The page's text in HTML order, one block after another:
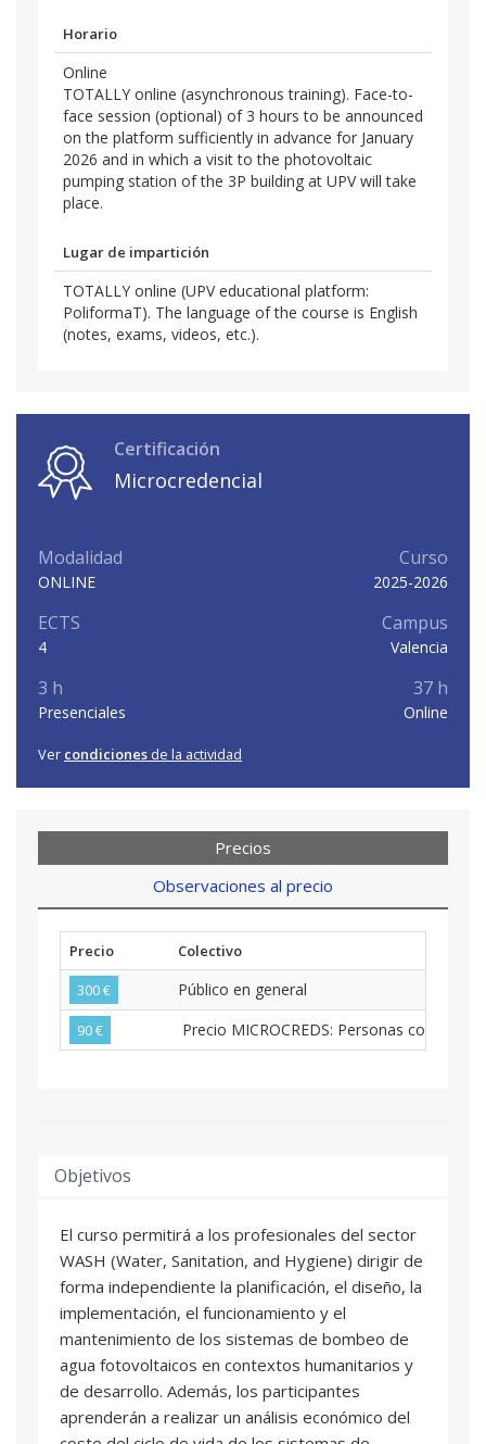
Horario
Online
TOTALLY online (asynchronous training). Face-to-
face session (optional) of 3 hours to be announced
on the platform sufficiently in advance for January
2026 and in which a visit to the photovoltaic
pumping station of the 3P building at UPV will take
place.
Lugar de impartición
TOTALLY online (UPV educational platform:
PoliformaT). The language of the course is English
(notes, exams, videos, etc.).
Certificación
Microcredencial
Modalidad
ONLINE
Curso
2025-2026
ECTS
4
Campus
Valencia
3 h
Presenciales
37 h
Online
Ver condiciones de la actividad
Precios
Observaciones al precio
Precio
Colectivo
300 €
Público en general
90 € Precio MICROCREDS: Personas con
Objetivos
El curso permitirá a los profesionales del sector
WASH (Water, Sanitation, and Hygiene) dirigir de
forma independiente la planificación, el diseño, la
implementación, el funcionamiento y el
mantenimiento de los sistemas de bombeo de
agua fotovoltaicos en contextos humanitarios y
de desarrollo. Además, los participantes
aprenderán a realizar un análisis económico del